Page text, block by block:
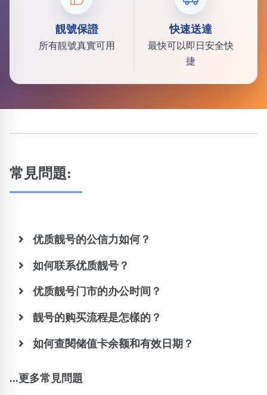
靚號保證
所有靚號真實可用
快速送達
最快可以即日安全快
捷
常見問題:
优质靓号的公信力如何？
如何联系优质靓号？
优质靓号门市的办公时间？
靓号的购买流程是怎樣的？
如何查閱储值卡余额和有效日期？
...更多常見問題